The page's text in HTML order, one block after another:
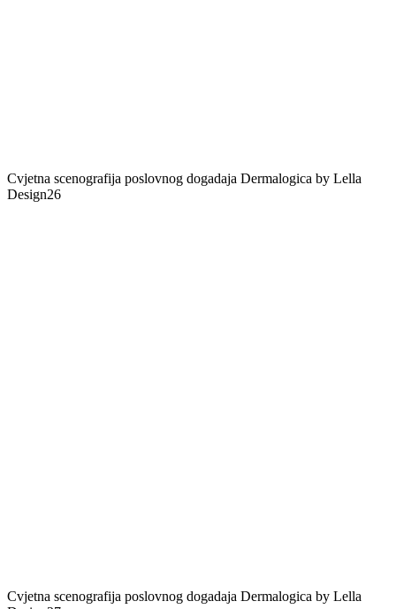
Cvjetna scenografija poslovnog dogadaja Dermalogica by Lella
Design26
Cvjetna scenografija poslovnog dogadaja Dermalogica by Lella